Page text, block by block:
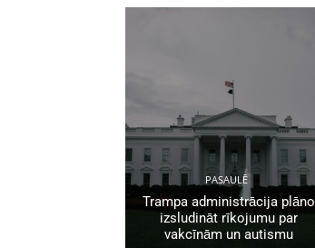
PASAULĒ
Trampa administrācija plāno
izsludināt rīkojumu par
vakcīnām un autismu